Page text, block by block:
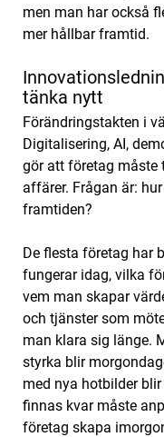
men man har också
mer hållbar framtid. ‌
tänka nytt
Förändringstakten i
Digitalisering, AI,
gör att företag måste
affärer. Frågan är:
framtiden?
De flesta företag har
fungerar idag, vilka
vem man skapar
och tjänster som
man klara sig länge.
styrka blir
med nya hotbilder
finnas kvar måste
företag skapa